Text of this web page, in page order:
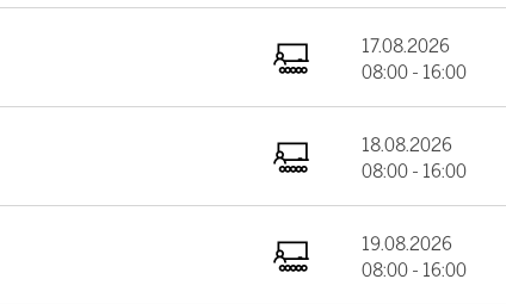
17.08.2026
08:00 - 16:00
18.08.2026
08:00 - 16:00
19.08.2026
08:00 - 16:00